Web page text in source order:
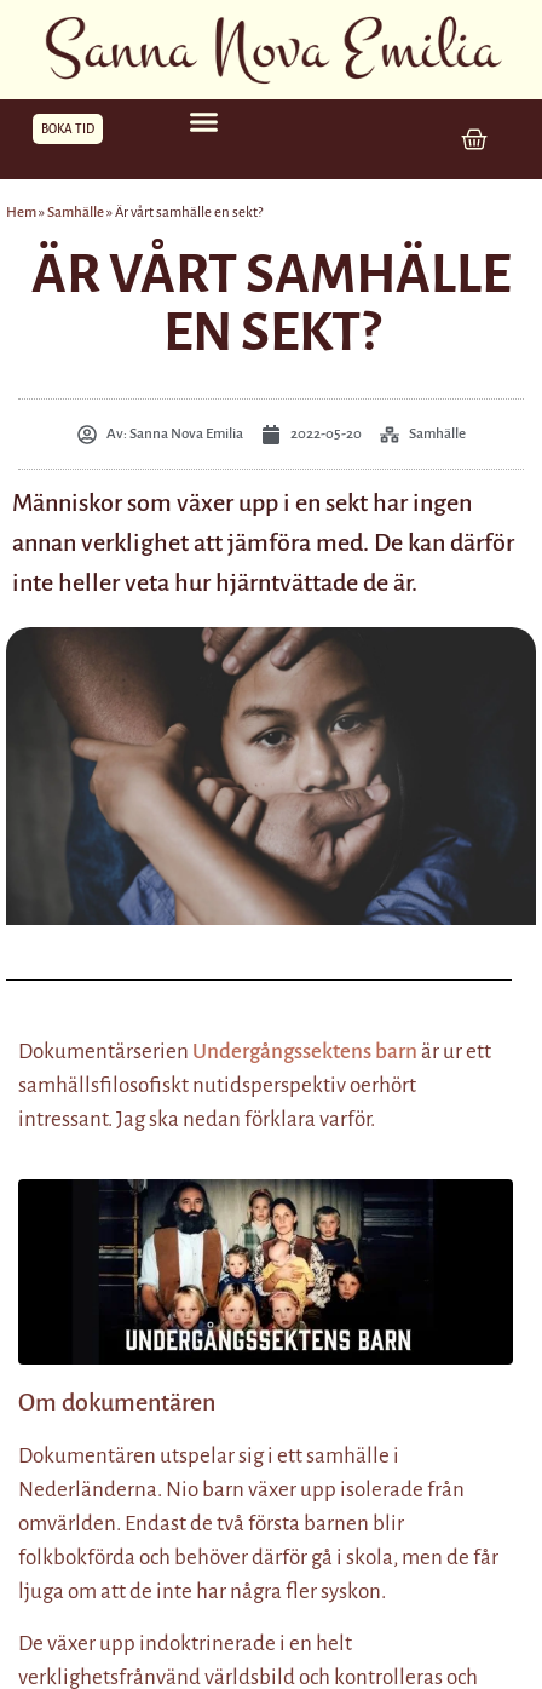
BOKA TID
Hem»Samhälle»Är vårt samhälle en sekt?
ÄR VÅRT SAMHÄLLE
EN SEKT?
Av: Sanna Nova Emilia 2022-05-20 Samhälle
Människor som växer upp i en sekt har ingen
annan verklighet att jämföra med. De kan därför
inte heller veta hur hjärntvättade de är.
Dokumentärserien Undergångssektens barn är ur ett
samhällsfilosofiskt nutidsperspektiv oerhört
intressant. Jag ska nedan förklara varför.
Om dokumentären
Dokumentären utspelar sig i ett samhälle i
Nederländerna. Nio barn växer upp isolerade från
omvärlden. Endast de två första barnen blir
folkbokförda och behöver därför gå i skola, men de får
ljuga om att de inte har några fler syskon.
De växer upp indoktrinerade i en helt
verklighetsfrånvänd världsbild och kontrolleras och